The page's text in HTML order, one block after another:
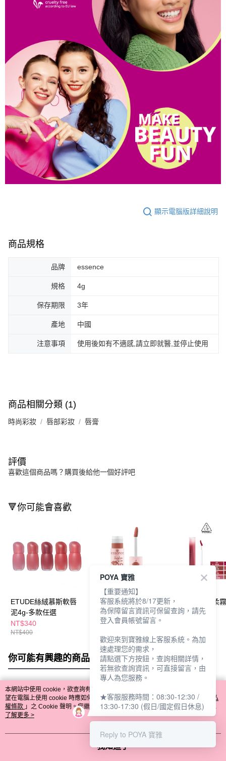
顯示電腦版詳細說明
商品規格
品牌 essence
規格 4g
保存期限 3年
產地 中國
注意事項 使用後如有不適感,請立即就醫,並停止使用
商品相關分類 (1)
時尚彩妝 唇部彩妝 唇膏
評價
喜歡這個商品嗎？購買後給他一個好評吧
🔻你可能會喜歡
ETUDE絲絨慕斯軟唇
泥4g-多款任選
NT$340
NT$400
艾森絲Kiss啵啵持色唇
釉4ml-多款任選
NT$119
3CE極致絲絨柔
4g - 多款任選
你可能有興趣的商品 全站排行
熱門標籤
本網站中使用 cookie，欲查詢有關本網站使用 cookie 方式之詳情，及若您不希
望在電腦上使用 cookie 時應如何變更電腦的 cookie 設定，請參閱本網站「
隱私
權條款 」之 Cookie 聲明。您繼續使用本網站即表示您同意本公司得按本網站使
用條款之 Cookie 聲明使用 cookie。
了解更多 >
我知道了
POYA 寶雅
【重要通知】
客服系統將於8/17更新，
為保障留言資訊可保留查詢，請先
登入會員帳號留言。
歡迎來到寶雅線上客服系統。為加
速處理您的需求，
請點選下方按鈕，查詢相關詳情，
若無欲查詢資訊，可直接留言，由
專人為您服務。
★客服服務時間：08:30-12:30 /
13:30-17:30 (假日/國定假日休息)
Reply to POYA 寶雅